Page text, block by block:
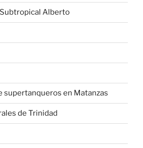
Alberto
supertanqueros en Matanzas
de Trinidad